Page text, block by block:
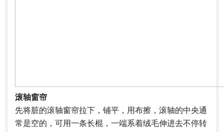
滚轴窗帘
先将脏的滚轴窗帘拉下，铺平，用布擦，滚轴的中央通
常是空的，可用一条长棍，一端系着绒毛伸进去不停转